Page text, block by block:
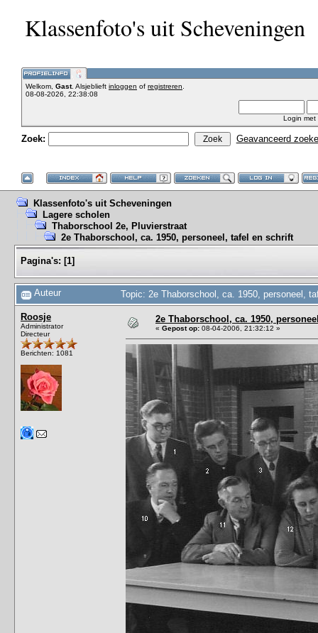
Klassenfoto's uit Scheveningen
Welkom, Gast. Alsjeblieft inloggen of registreren
08-08-2026, 22:38:08
Login met
Zoek: Geavanceerd
Klassenfoto's uit Scheveningen
Lagere scholen
Thaborschool 2e, Pluvierstraat
2e Thaborschool, ca. 1950, personeel, tafel en schrift
Pagina's: [1]
Auteur Topic: 2e Thaborschool, ca. 1950, personeel,
Roosje
Administrator
Directeur
Berichten: 1081
2e Thaborschool, ca. 1950,
« Gepost op: 08-04-2006, 21:32:12 »